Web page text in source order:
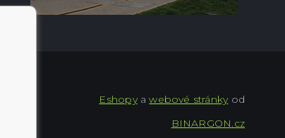
Eshopyawebové stránkyod
BINARGON.cz